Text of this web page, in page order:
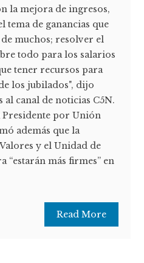
la mejora de ingresos,
tema de ganancias que
muchos; resolver el
todo para los salarios
tener recursos para
los jubilados", dijo
al canal de noticias C5N.
Presidente por Unión
además que la
y el Unidad de
más firmes” en
Read More